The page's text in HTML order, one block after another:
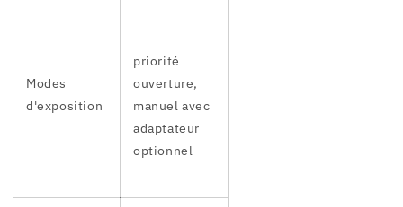
Modes
d'exposition
priorité
ouverture,
manuel avec
adaptateur
optionnel